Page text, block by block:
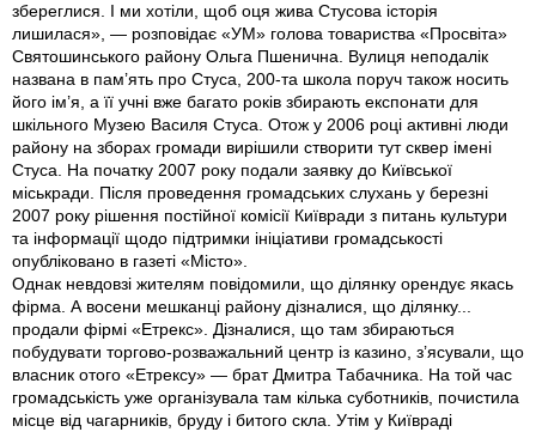
збереглися. І ми хотіли, щоб оця жива Стусова історія
лишилася», — розповідає «УМ» голова товариства «Просвіта»
Святошинського району Ольга Пшенична. Вулиця неподалік
названа в пам’ять про Стуса, 200-та школа поруч також носить
його ім’я, а її учні вже багато років збирають експонати для
шкільного Музею Василя Стуса. Отож у 2006 році активні люди
району на зборах громади вирішили створити тут сквер імені
Стуса. На початку 2007 року подали заявку до Київської
міськради. Після проведення громадських слухань у березні
2007 року рішення постійної комісії Київради з питань культури
та інформації щодо підтримки ініціативи громадськості
опубліковано в газеті «Місто».
Однак невдовзі жителям повідомили, що ділянку орендує якась
фірма. А восени мешканці району дізналися, що ділянку...
продали фірмі «Етрекс». Дізналися, що там збираються
побудувати торгово-розважальний центр із казино, з’ясували, що
власник отого «Етрексу» — брат Дмитра Табачника. На той час
громадськість уже організувала там кілька суботників, почистила
місце від чагарників, бруду і битого скла. Утім у Київраді